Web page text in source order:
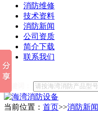
消防维修
技术资料
消防新闻
公司资质
简介下载
联系我们
他们都在搜索:
当前位置： 首页>>消防新闻